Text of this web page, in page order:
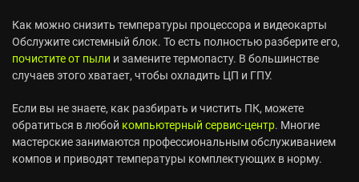
Как можно снизить температуры процессора и видеокарты
Обслужите системный блок. То есть полностью разберите его,
почистите от пыли и замените термопасту. В большинстве
случаев этого хватает, чтобы охладить ЦП и ГПУ.
Если вы не знаете, как разбирать и чистить ПК, можете
обратиться в любой компьютерный сервис-центр. Многие
мастерские занимаются профессиональным обслуживанием
компов и приводят температуры комплектующих в норму.